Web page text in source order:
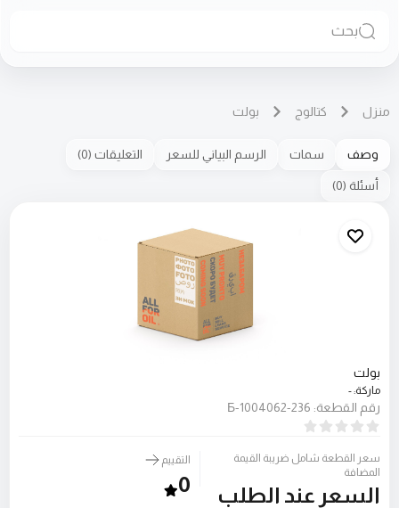
بحث
منزل كتالوج بولت
وصف سمات الرسم البياني للسعر التعليقات (
0
)
أسئلة (
0
)
بولت
ماركة:
-
رقم القطعة:
236-1004062-Б
سعر القطعة شامل ضريبة القيمة
المضافة
السعر عند الطلب
التقييم
0